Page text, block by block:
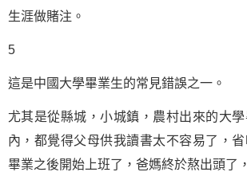
生涯做賭注。
5
這是中國大學畢業生的常見錯誤之一。
尤其是從縣城，小城鎮，農村出來的大
內，都覺得父母供我讀書太不容易了，省
畢業之後開始上班了，爸媽終於熬出頭了